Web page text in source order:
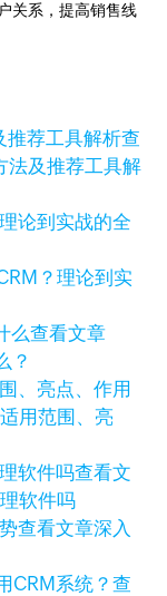
关系，提高销售线
查
法及推荐工具解
？理论到实
查看文章
？
用范围、亮
查看文
软件吗
查看文章深入
查